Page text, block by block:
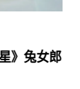
》兔女郎